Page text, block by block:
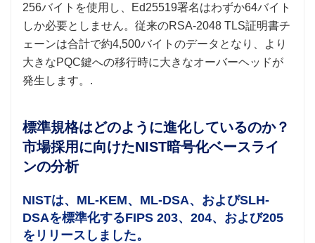
256バイトを使用し、Ed25519署名はわずか64バイト
しか必要としません。従来のRSA-2048 TLS証明書チ
ェーンは合計で約4,500バイトのデータとなり、より
大きなPQC鍵への移行時に大きなオーバーヘッドが
発生します。.
標準規格はどのように進化しているのか？
市場採用に向けたNIST暗号化ベースライ
ンの分析
NISTは、ML-KEM、ML-DSA、およびSLH-
DSAを標準化するFIPS 203、204、および205
をリリースしました。